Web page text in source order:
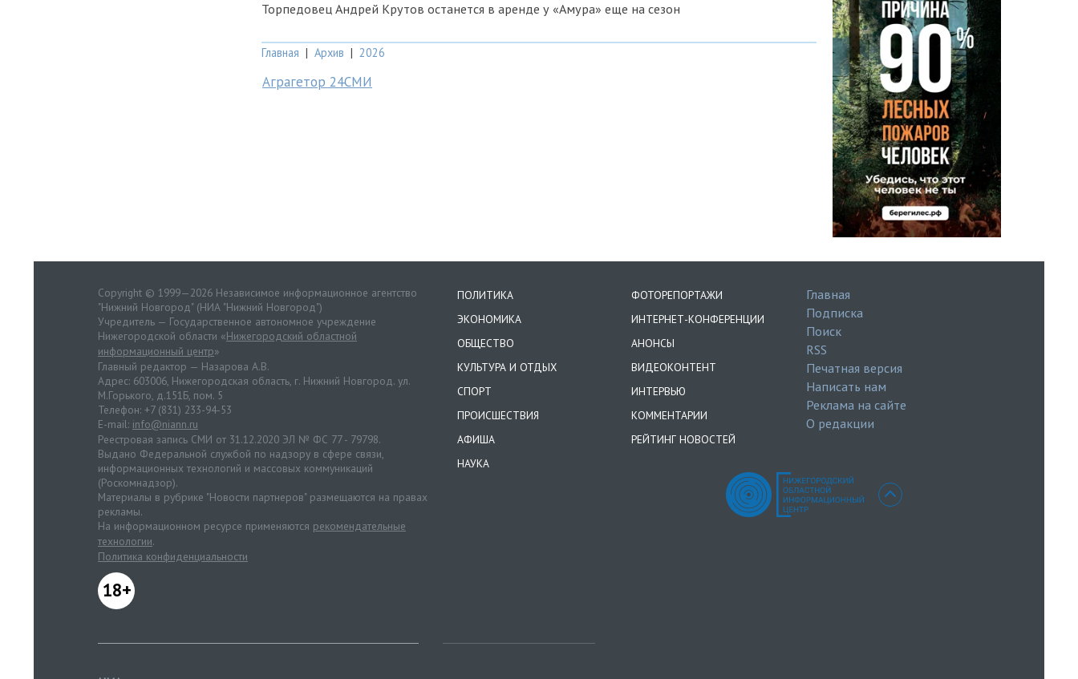
Торпедовец Андрей Крутов останется в аренде у «Амура» еще на сезон
Главная | Архив | 2026
Аграгетор 24СМИ
Copyright © 1999—2026 Независимое информационное агентство
"Нижний Новгород" (НИА "Нижний Новгород")
Учредитель — Государственное автономное учреждение
Нижегородской области «Нижегородский областной
информационный центр»
Главный редактор — Назарова А.В.
Адрес: 603006, Нижегородская область, г. Нижний Новгород. ул.
М.Горького, д.151Б, пом. 5
Телефон: +7 (831) 233-94-53
E-mail: info@niann.ru
Реестровая запись СМИ от 31.12.2020 ЭЛ № ФС 77 - 79798.
Выдано Федеральной службой по надзору в сфере связи,
информационных технологий и массовых коммуникаций
(Роскомнадзор).
Материалы в рубрике "Новости партнеров" размещаются на правах
рекламы.
На информационном ресурсе применяются рекомендательные
технологии.
Политика конфиденциальности
18+
ПОЛИТИКА
ЭКОНОМИКА
ОБЩЕСТВО
КУЛЬТУРА И ОТДЫХ
СПОРТ
ПРОИСШЕСТВИЯ
АФИША
НАУКА
ФОТОРЕПОРТАЖИ
ИНТЕРНЕТ-КОНФЕРЕНЦИИ
АНОНСЫ
ВИДЕОКОНТЕНТ
ИНТЕРВЬЮ
КОММЕНТАРИИ
РЕЙТИНГ НОВОСТЕЙ
Главная
Подписка
Поиск
RSS
Печатная версия
Написать нам
Реклама на сайте
О редакции